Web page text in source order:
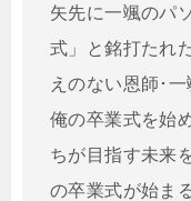
矢先に一颯のパ
式」と銘打たれ
えのない恩師･
俺の卒業式を始
ちが目指す未来
の卒業式が始ま